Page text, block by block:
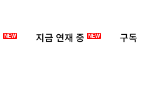
NEW 지금 연재 중 NEW 구독